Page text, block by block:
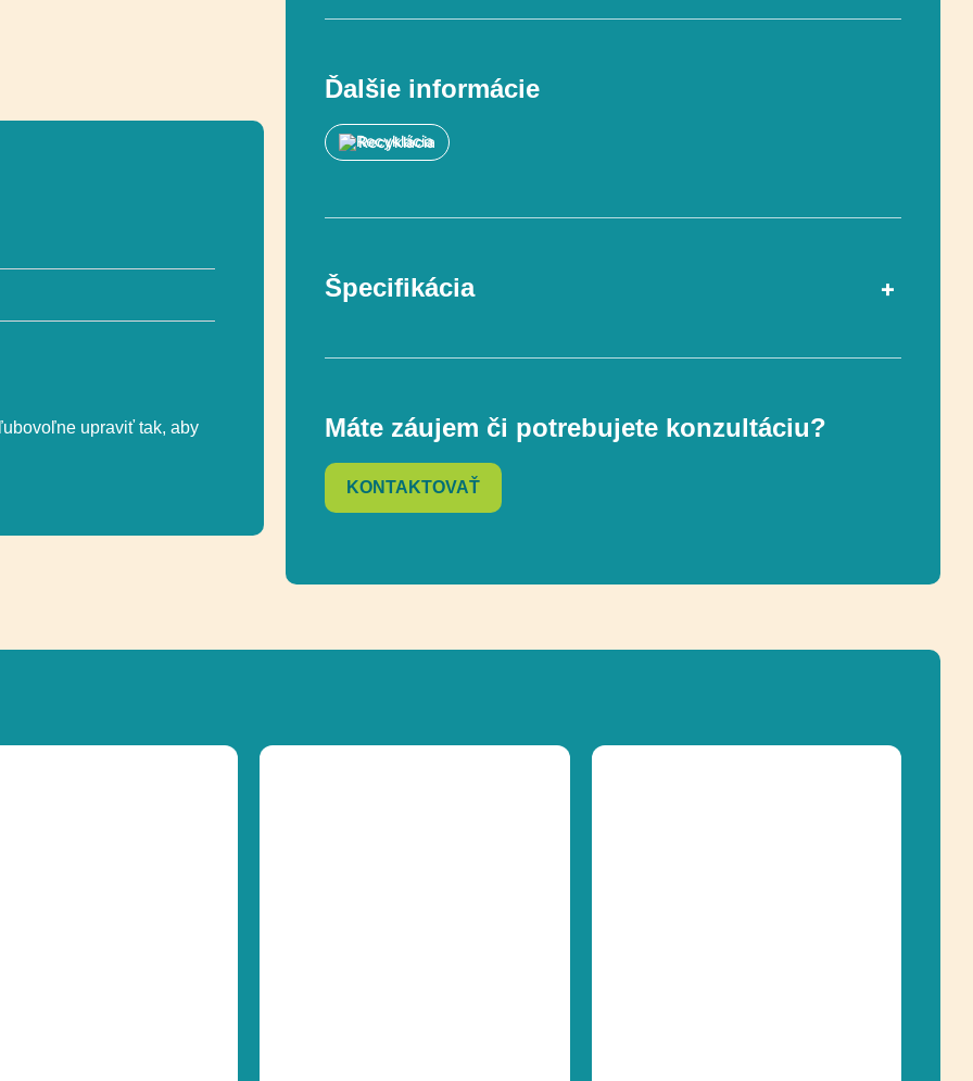
upraviť tak, aby
Ďalšie informácie
Recyklácia
Špecifikácia
V súlade s normou EN 1176-1 Áno
Máte záujem či potrebujete konzultáciu?
KONTAKTOVAŤ